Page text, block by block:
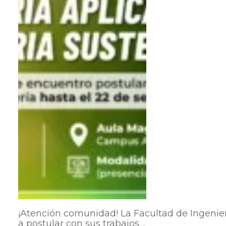
¡Atención comunidad! La Facultad de
a postular con sus trabajos…